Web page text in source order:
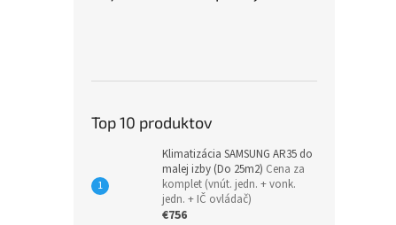
Top 10 produktov
Klimatizácia SAMSUNG AR35 do
malej izby (Do 25m2) Cena za
komplet (vnút. jedn. + vonk.
jedn. + IČ ovládač)
€756